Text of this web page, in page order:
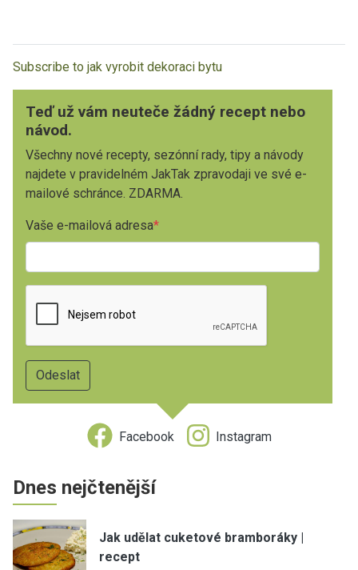
Subscribe to jak vyrobit dekoraci bytu
Teď už vám neuteče žádný recept nebo
návod.
Všechny nové recepty, sezónní rady, tipy a návody
najdete v pravidelném JakTak zpravodaji ve své e-
mailové schránce. ZDARMA.
Vaše e-mailová adresa
Facebook Instagram
Dnes nejčtenější
Jak udělat cuketové bramboráky |
recept